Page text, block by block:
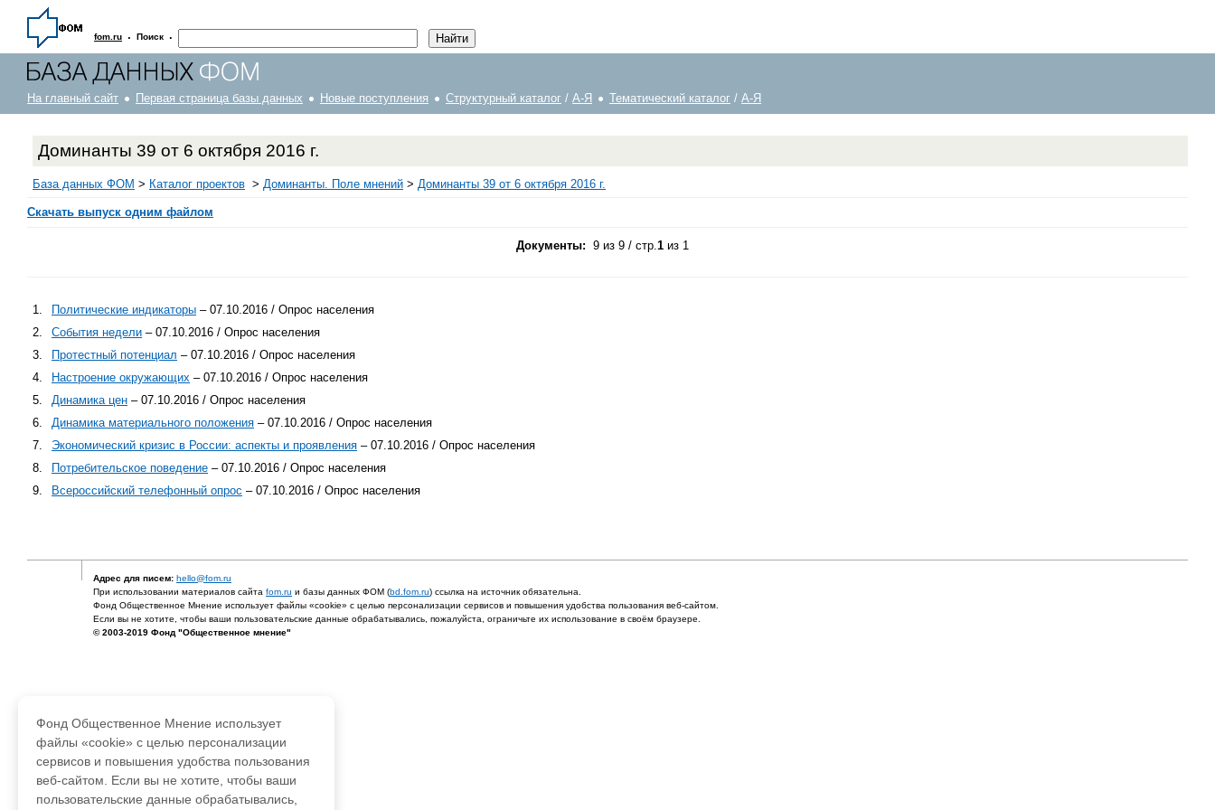
fom.ru · Поиск ·
На главный сайт Первая страница базы данных Новые поступления Структурный каталог / А-Я Тематический каталог / А-Я
Доминанты 39 от 6 октября 2016 г.
База данных ФОМ > Каталог проектов > Доминанты. Поле мнений > Доминанты 39 от 6 октября 2016 г.
Скачать выпуск одним файлом
Документы: 9 из 9 / стр. 1из 1
1. Политические индикаторы – 07.10.2016 / Опрос населения
2.
События недели – 07.10.2016 / Опрос населения
3.
Протестный потенциал – 07.10.2016 / Опрос населения
4.
Настроение окружающих – 07.10.2016 / Опрос населения
5.
Динамика цен – 07.10.2016 / Опрос населения
6.
Динамика материального положения – 07.10.2016 / Опрос населения
7.
Экономический кризис в России: аспекты и проявления – 07.10.2016 / Опрос населения
8.
Потребительское поведение – 07.10.2016 / Опрос населения
9.
Всероссийский телефонный опрос – 07.10.2016 / Опрос населения
Адрес для писем: hello@fom.ru
При использовании материалов сайта fom.ru и базы данных ФОМ (bd.fom.ru) ссылка на источник обязательна.
Фонд Общественное Мнение использует файлы «cookie» с целью персонализации сервисов и повышения удобства пользования веб-сайтом.
Если вы не хотите, чтобы ваши пользовательские данные обрабатывались, пожалуйста, ограничьте их использование в своём браузере.
© 2003-2019 Фонд "Общественное мнение"
Фонд Общественное Мнение использует
файлы «cookie» с целью персонализации
сервисов и повышения удобства пользования
веб-сайтом. Если вы не хотите, чтобы ваши
пользовательские данные обрабатывались,